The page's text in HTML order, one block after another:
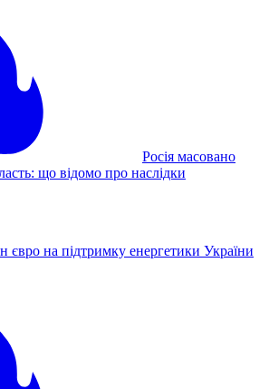
Росія масовано
що відомо про наслідки
євро на підтримку енергетики України